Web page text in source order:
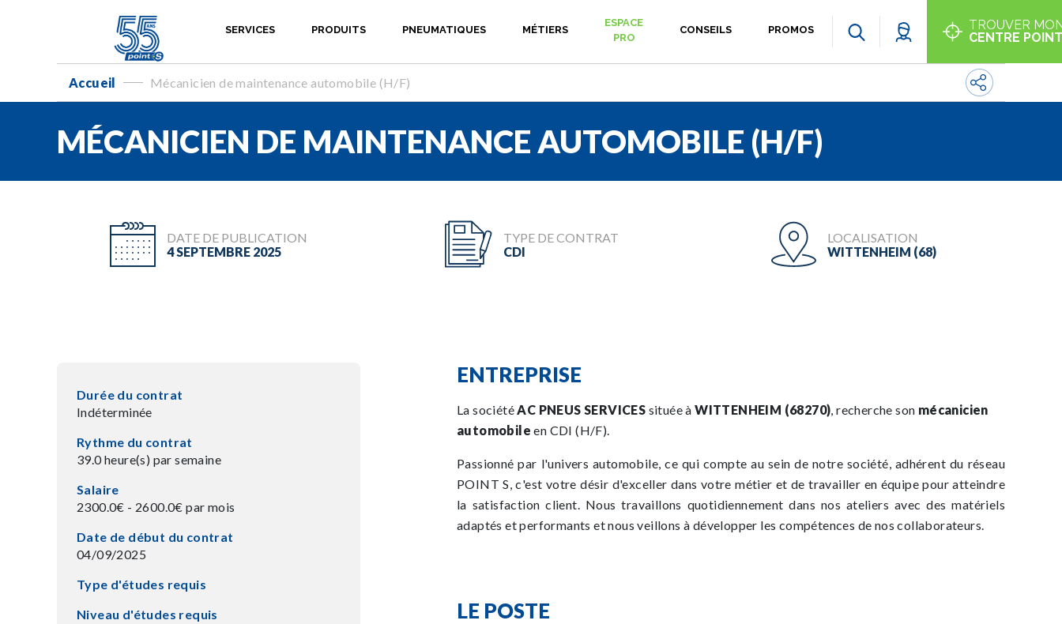
SERVICES PRODUITS PNEUMATIQUES MÉTIERS
ESPACE
PRO
CONSEILS PROMOS
TROUVER
CENTRE
Accueil - Mécanicien de maintenance automobile (H/F)
MÉCANICIEN DE MAINTENANCE AUTOMOBILE (H/F)
DATE DE PUBLICATION
4 SEPTEMBRE 2025
TYPE DE CONTRAT
CDI
LOCALISATION
WITTENHEIM (68)
Durée du contrat
Indéterminée
Rythme du contrat
39.0 heure(s) par semaine
Salaire
2300.0€ - 2600.0€ par mois
Date de début du contrat
04/09/2025
Type d'études requis
Niveau d'études requis
ENTREPRISE
La sociétéAC PNEUS SERVICES située àWITTENHEIM (68270), recherche son mécanicien
automobile en CDI (H/F).
Passionné par l'univers automobile, ce qui compte au sein de notre société, adhérent du réseau
POINT S, c'est votre désir d'exceller dans votre métier et de travailler en équipe pour atteindre
la satisfaction client. Nous travaillons quotidiennement dans nos ateliers avec des matériels
adaptés et performants et nous veillons à développer les compétences de nos collaborateurs.
LE POSTE